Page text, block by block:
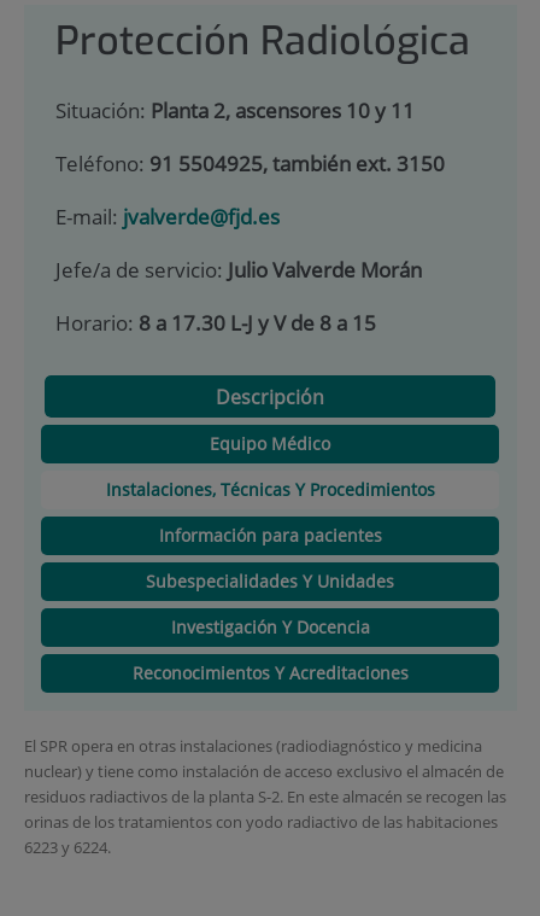
Protección Radiológica
Situación: Planta 2, ascensores 10 y 11
Teléfono: 91 5504925, también ext. 3150
E-mail: jvalverde@fjd.es
Jefe/a de servicio: Julio Valverde Morán
Horario: 8 a 17.30 L-J y V de 8 a 15
Descripción
Equipo Médico
Instalaciones, Técnicas Y Procedimientos
Información para pacientes
Subespecialidades Y Unidades
Investigación Y Docencia
Reconocimientos Y Acreditaciones
El SPR opera en otras instalaciones (radiodiagnóstico y medicina
nuclear) y tiene como instalación de acceso exclusivo el almacén de
residuos radiactivos de la planta S-2. En este almacén se recogen las
orinas de los tratamientos con yodo radiactivo de las habitaciones
6223 y 6224.